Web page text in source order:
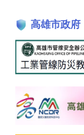
高雄市政府